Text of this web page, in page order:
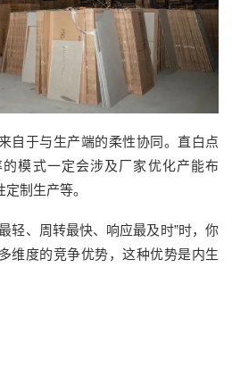
自于与生产端的柔性协同。直白点
模式一定会涉及厂家优化产能布
制生产等。
轻、周转最快、响应最及时”时，你
维度的竞争优势，这种优势是内生